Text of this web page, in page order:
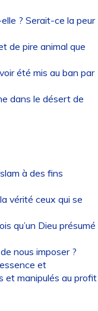
? Serait-ce la peur
de pire animal que
été mis au ban par
dans le désert de
à des fins
vérité ceux qui se
qu’un Dieu présumé
nous imposer ?
et
et manipulés au profit